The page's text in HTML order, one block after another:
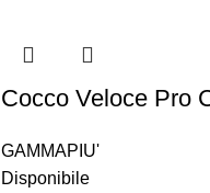
Cocco Veloce Pro
GAMMAPIU'
Disponibile